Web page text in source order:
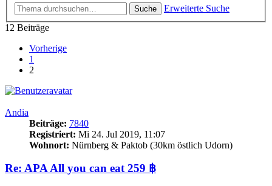
Suche
Erweiterte Suche
12 Beiträge
Vorherige
1
2
Andia
Beiträge: 7840
Registriert: Mi 24. Jul 2019, 11:07
Wohnort: Nürnberg & Paktob (30km östlich Udorn)
Re: APA All you can eat 259 ฿